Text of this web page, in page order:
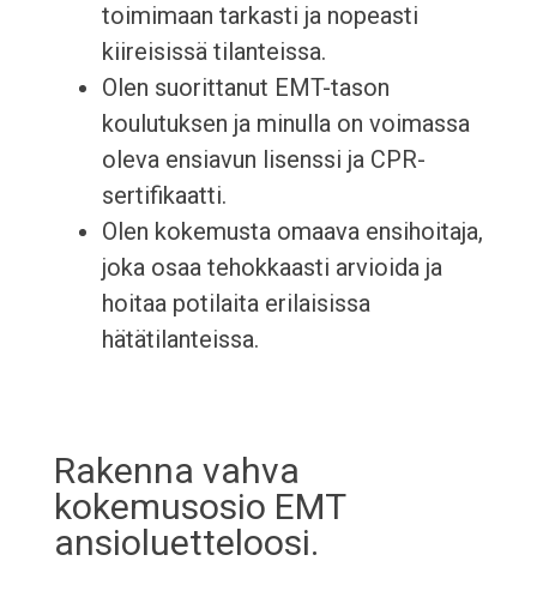
toimimaan tarkasti ja nopeasti
kiireisissä tilanteissa.
Olen suorittanut EMT-tason
koulutuksen ja minulla on voimassa
oleva ensiavun lisenssi ja CPR-
sertifikaatti.
Olen kokemusta omaava ensihoitaja,
joka osaa tehokkaasti arvioida ja
hoitaa potilaita erilaisissa
hätätilanteissa.
Rakenna vahva
kokemusosio EMT
ansioluetteloosi.